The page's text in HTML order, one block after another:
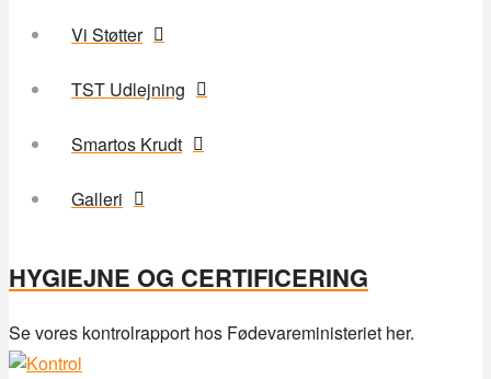
Vi Støtter
TST Udlejning
Smartos Krudt
Galleri
HYGIEJNE OG CERTIFICERING
Se vores kontrolrapport hos Fødevareministeriet her.